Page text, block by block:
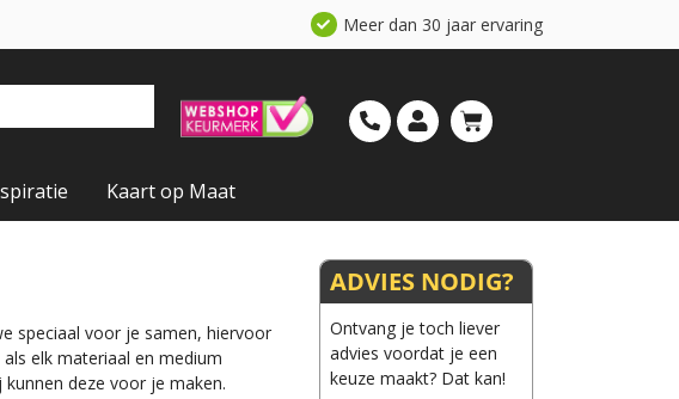
Meer dan 30 jaar ervaring
Kaart op Maat
speciaal voor je samen, hiervoor
elk materiaal en medium
deze voor je maken.
ADVIES NODIG?
Ontvang je toch liever
advies voordat je een
keuze maakt? Dat kan!